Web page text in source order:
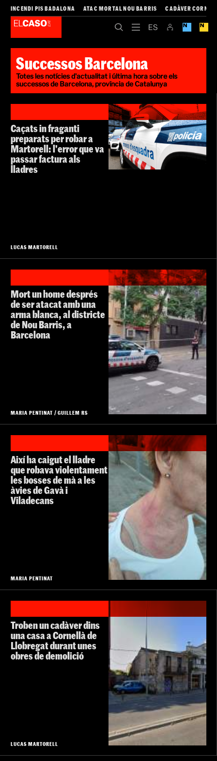
INCENDI PIS BADALONA ATAC MORTAL NOU BARRIS CADÀVER
Successos Barcelona
Totes les notícies d'actualitat i última hora sobre els
successos de Barcelona, província de Catalunya
Caçats in fraganti
preparats per robar a
Martorell: l'error que va
passar factura als
lladres
LUCAS MARTORELL
Mort un home després
de ser atacat amb una
arma blanca, al districte
de Nou Barris, a
Barcelona
MARIA PENTINAT / GUILLEM RS
Així ha caigut el lladre
que robava violentament
les bosses de mà a les
àvies de Gavà i
Viladecans
MARIA PENTINAT
Troben un cadàver dins
una casa a Cornellà de
Llobregat durant unes
obres de demolició
LUCAS MARTORELL